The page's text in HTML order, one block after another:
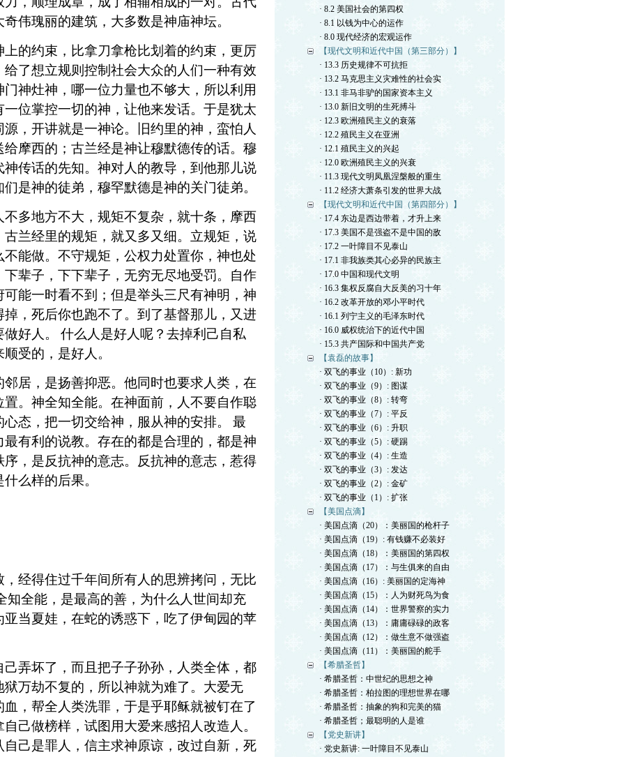
伟瑰丽的建筑，大多数是神庙神坛。
的约束，比拿刀拿枪比划着的约束，更厉
了想立规则控制社会大众的人们一种有效
神灶神，哪一位力量也不够大，所以利用
位掌控一切的神，让他来发话。于是犹太
，开讲就是一神论。旧约里的神，蛮怕人
摩西的；古兰经是神让穆默德传的话。穆
传话的先知。神对人的教导，到他那儿说
是神的徒弟，穆罕默德是神的关门徒弟。
多地方不大，规矩不复杂，就十条，摩西
兰经里的规矩，就又多又细。立规矩，说
能做。不守规矩，公权力处置你，神也处
辈子，下下辈子，无穷无尽地受罚。自作
能一时看不到；但是举头三尺有神明，神
，死后你也跑不了。到了基督那儿，又进
好人。
什么人是好人呢？去掉利己自私
受的，是好人。
居，是扬善抑恶。他同时也要求人类，在
。神全知全能。在神面前，人不要自作聪
态，把一切交给神，服从神的安排。
最
有利的说教。存在的都是合理的，都是神
，是反抗神的意志。反抗神的意志，惹得
么样的后果。
经得住过千年间所有人的思辨拷问，无比
知全能，是最高的善，为什么人世间却充
当夏娃，在蛇的诱惑下，吃了伊甸园的苹
弄坏了，而且把子子孙孙，人类全体，都
万劫不复的，所以神就为难了。大爱无
，帮全人类洗罪，于是乎耶稣就被钉在了
己做榜样，试图用大爱来感招人改造人。
己是罪人，信主求神原谅，改过自新，死
· 8.2 美国社会的第四权
· 8.1 以钱为中心的运作
· 8.0 现代经济的宏观运作
【现代文明和近代中国（第三部分）】
· 13.3 历史规律不可抗拒
· 13.2 马克思主义灾难性的社会实
· 13.1 非马非驴的国家资本主义
· 13.0 新旧文明的生死搏斗
· 12.3 欧洲殖民主义的衰落
· 12.2 殖民主义在亚洲
· 12.1 殖民主义的兴起
· 12.0 欧洲殖民主义的兴衰
· 11.3 现代文明凤凰涅槃般的重生
· 11.2 经济大萧条引发的世界大战
【现代文明和近代中国（第四部分）】
· 17.4 东边是西边带着，才升上来
· 17.3 美国不是强盗不是中国的敌
· 17.2 一叶障目不见泰山
· 17.1 非我族类其心必异的民族主
· 17.0 中国和现代文明
· 16.3 集权反腐自大反美的习十年
· 16.2 改革开放的邓小平时代
· 16.1 列宁主义的毛泽东时代
· 16.0 威权统治下的近代中国
· 15.3 共产国际和中国共产党
【袁磊的故事】
· 双飞的事业（10）: 新功
· 双飞的事业（9）: 图谋
· 双飞的事业（8）: 转弯
· 双飞的事业（7）: 平反
· 双飞的事业（6）: 升职
· 双飞的事业（5）: 硬踢
· 双飞的事业（4）: 生造
· 双飞的事业（3）: 发达
· 双飞的事业（2）: 金矿
· 双飞的事业（1）: 扩张
【美国点滴】
· 美国点滴（20）：美丽国的枪杆子
· 美国点滴（19）: 有钱赚不必装好
· 美国点滴（18）：美丽国的第四权
· 美国点滴（17）：与生俱来的自由
· 美国点滴（16）: 美丽国的定海神
· 美国点滴（15）：人为财死鸟为食
· 美国点滴（14）：世界警察的实力
· 美国点滴（13）：庸庸碌碌的政客
· 美国点滴（12）：做生意不做强盗
· 美国点滴（11）：美丽国的舵手
【希腊圣哲】
· 希腊圣哲：中世纪的思想之神
· 希腊圣哲：柏拉图的理想世界在哪
· 希腊圣哲：抽象的狗和完美的猫
· 希腊圣哲；最聪明的人是谁
【党史新讲】
· 党史新讲: 一叶障目不见泰山